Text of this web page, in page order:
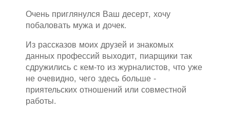
Очень приглянулся Ваш десерт, хочу
побаловать мужа и дочек.
Из рассказов моих друзей и знакомых
данных профессий выходит, пиарщики так
сдружились с кем-то из журналистов, что уже
не очевидно, чего здесь больше -
приятельских отношений или совместной
работы.